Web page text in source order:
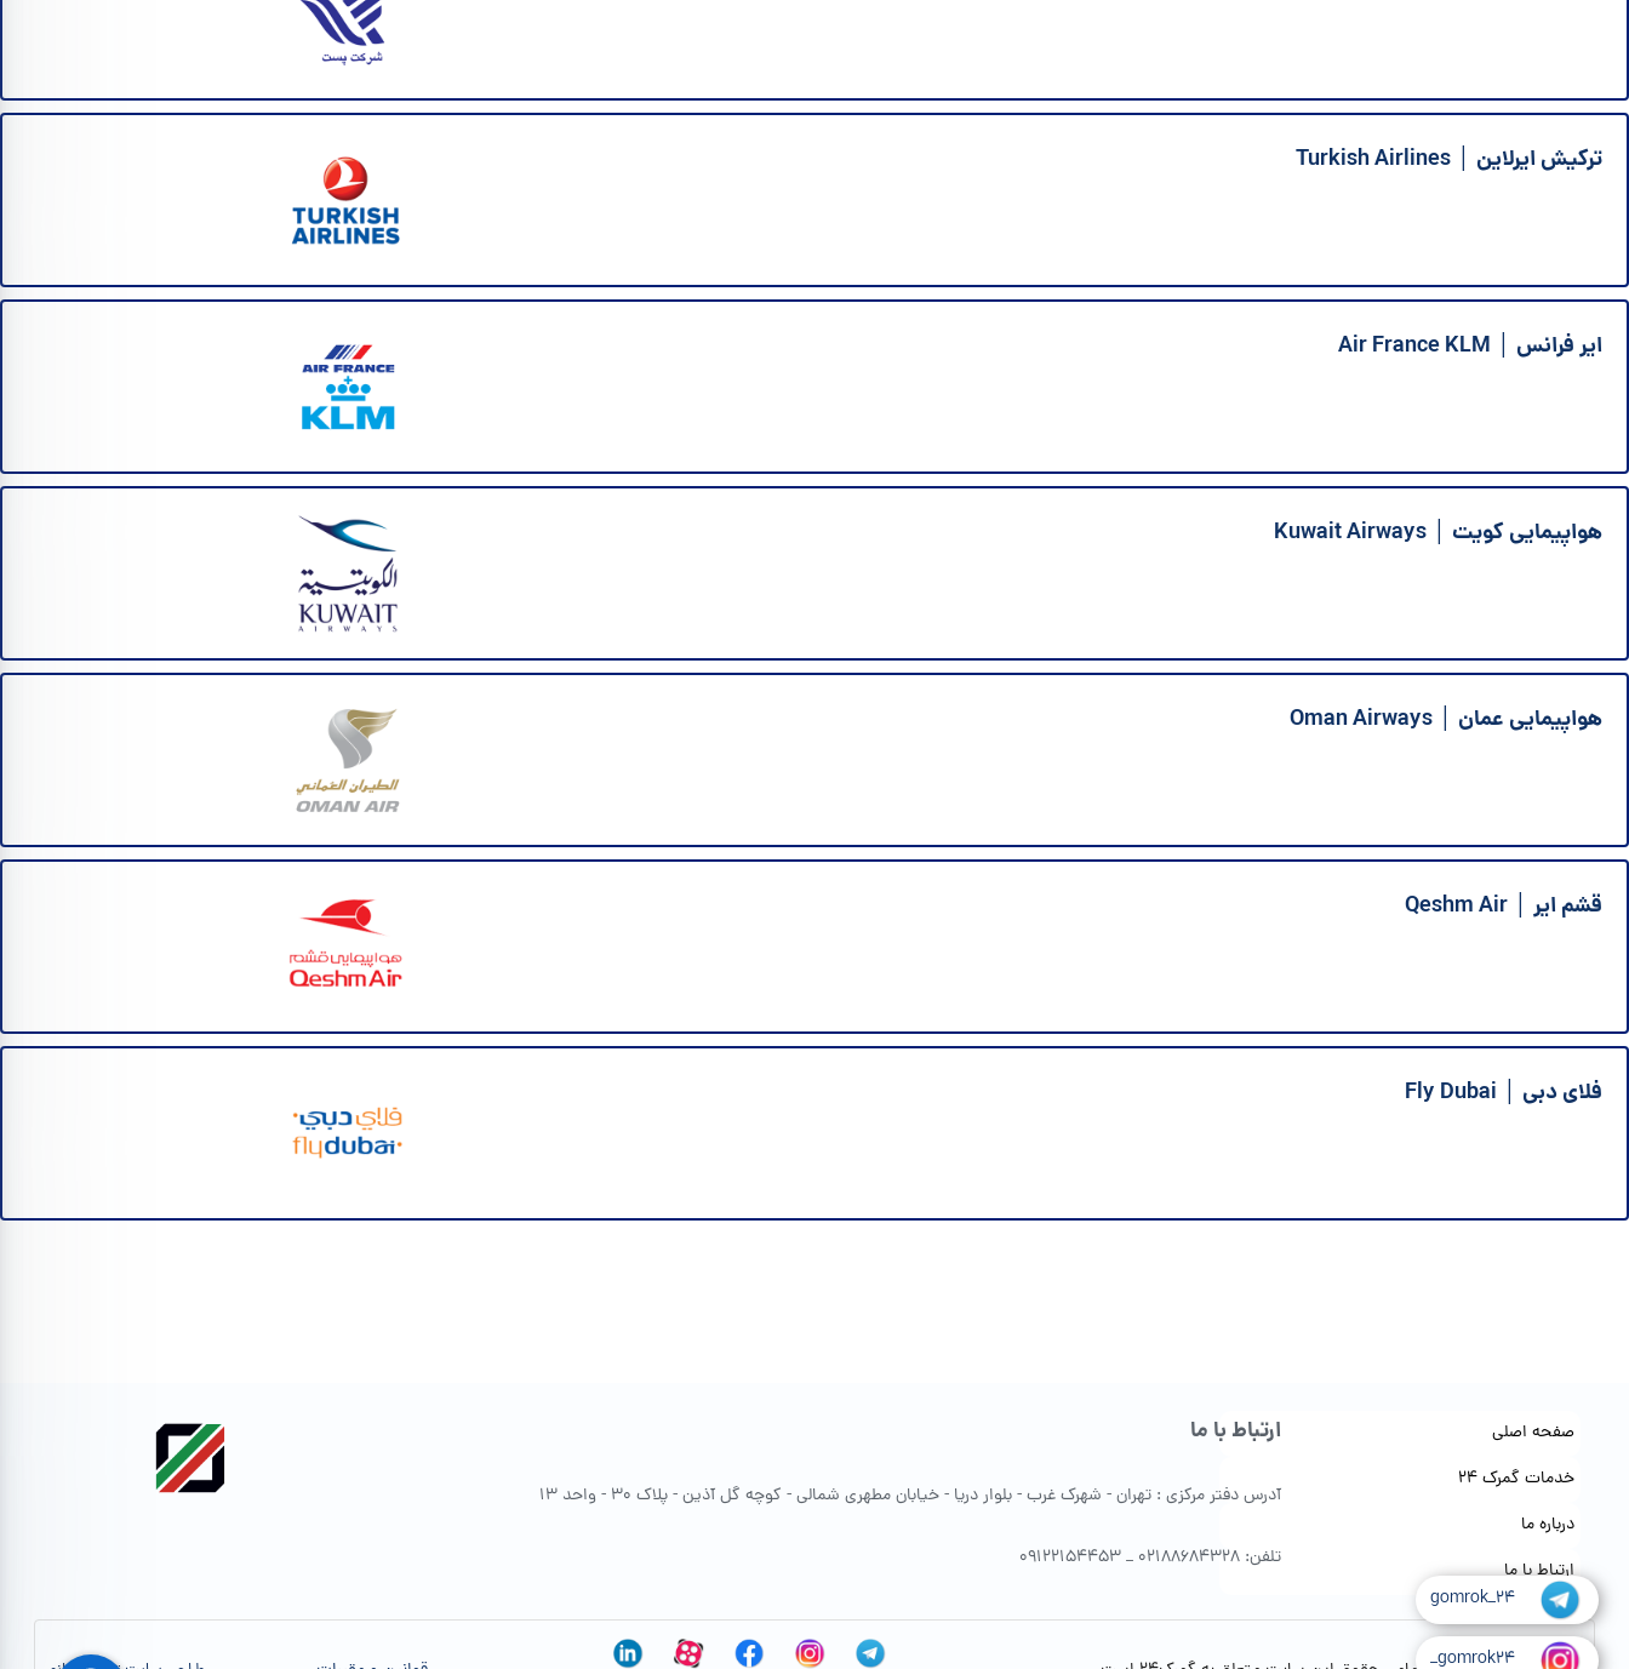
gomrok_24
gomrok24_
ترکیش ایرلاین │ Turkish Airlines
ایر فرانس │ Air France KLM
هواپیمایی کویت │ Kuwait Airways
هواپیمایی عمان │ Oman Airways
قشم ایر │ Qeshm Air
فلای دبی │ Fly Dubai
صفحه اصلی
خدمات گمرک 24
درباره ما
ارتباط با ما
ارتباط با ما
آدرس دفتر مرکزی : تهران - شهرک غرب - بلوار دریا - خیابان مطهری شمالی - کوچه گل آذین - پلاک 30 - واحد 13
تلفن: 02188684328 _ 09122154453